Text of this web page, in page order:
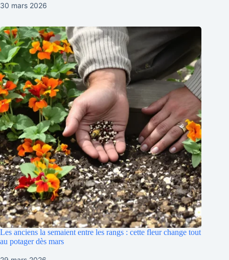
30 mars 2026
Les anciens la semaient entre les rangs : cette fleur change tout
au potager dès mars